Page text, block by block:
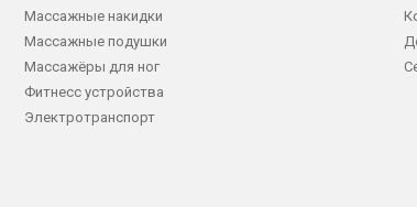
Массажные накидки
Массажные подушки
Массажёры для ног
Фитнесс устройства
Электротранспорт